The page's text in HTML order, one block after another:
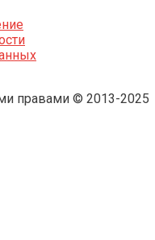
правами © 2013-2025